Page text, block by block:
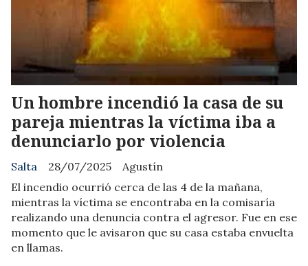
Un hombre incendió la casa de su
pareja mientras la víctima iba a
denunciarlo por violencia
Agustín
Salta
28/07/2025
El incendio ocurrió cerca de las 4 de la mañana,
mientras la víctima se encontraba en la comisaría
realizando una denuncia contra el agresor. Fue en ese
momento que le avisaron que su casa estaba envuelta
en llamas.